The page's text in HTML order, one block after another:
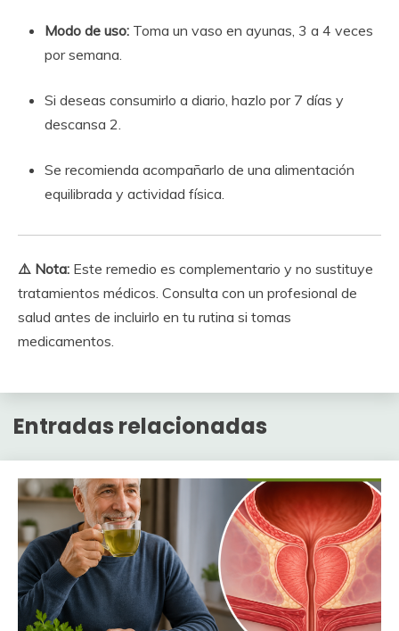
Modo de uso: Toma un vaso en ayunas, 3 a 4 veces
por semana.
Si deseas consumirlo a diario, hazlo por 7 días y
descansa 2.
Se recomienda acompañarlo de una alimentación
equilibrada y actividad física.
⚠️ Nota: Este remedio es complementario y no sustituye
tratamientos médicos. Consulta con un profesional de
salud antes de incluirlo en tu rutina si tomas
medicamentos.
Entradas relacionadas